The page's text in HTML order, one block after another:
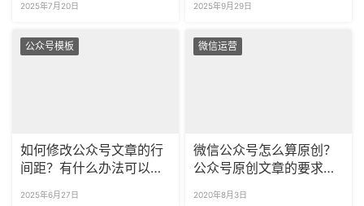
2025年7月20日 2025年9月29日
公众号模板
如何修改公众号文章的行
间距？有什么办法可以一
2025年6月27日
微信运营
微信公众号怎么算原创？
公众号原创文章的要求是
2020年8月3日